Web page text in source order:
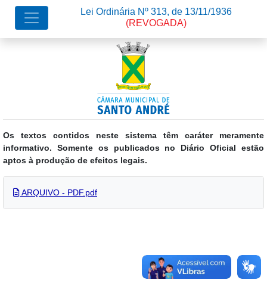
Os textos contidos neste sistema têm caráter meramente
informativo. Somente os publicados no Diário Oficial estão
aptos à produção de efeitos legais.
Lei Ordinária Nº 313, de 13/11/1936
(REVOGADA)
ARQUIVO - PDF.pdf